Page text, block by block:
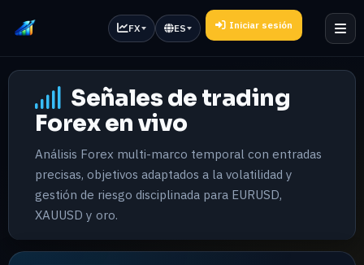
FX ES Iniciar sesión
Señales de trading
Forex en vivo
Análisis Forex multi-marco temporal con entradas
precisas, objetivos adaptados a la volatilidad y
gestión de riesgo disciplinada para EURUSD,
XAUUSD y oro.